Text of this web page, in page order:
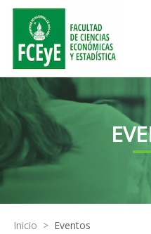
Inicio > Eventos